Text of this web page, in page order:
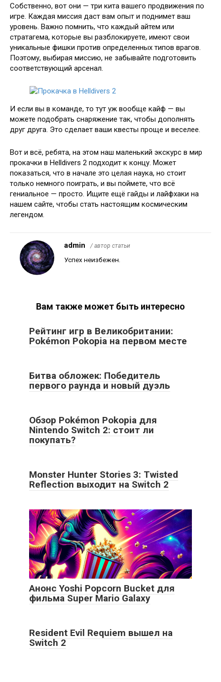
Собственно, вот они — три кита вашего продвижения по
игре. Каждая миссия даст вам опыт и поднимет ваш
уровень. Важно помнить, что каждый айтем или
стратагема, которые вы разблокируете, имеют свои
уникальные фишки против определенных типов врагов.
Поэтому, выбирая миссию, не забывайте подготовить
соответствующий арсенал.
И если вы в команде, то тут уж вообще кайф — вы
можете подобрать снаряжение так, чтобы дополнять
друг друга. Это сделает ваши квесты проще и веселее.
Вот и всё, ребята, на этом наш маленький экскурс в мир
прокачки в Helldivers 2 подходит к концу. Может
показаться, что в начале это целая наука, но стоит
только немного поиграть, и вы поймете, что всё
гениальное — просто. Ищите ещё гайды и лайфхаки на
нашем сайте, чтобы стать настоящим космическим
легендом.
admin / автор статьи
Успех неизбежен.
Вам также может быть интересно
Рейтинг игр в Великобритании:
Pokémon Pokopia на первом месте
Битва обложек: Победитель
первого раунда и новый дуэль
Обзор Pokémon Pokopia для
Nintendo Switch 2: стоит ли
покупать?
Monster Hunter Stories 3: Twisted
Reflection выходит на Switch 2
Анонс Yoshi Popcorn Bucket для
фильма Super Mario Galaxy
Resident Evil Requiem вышел на
Switch 2